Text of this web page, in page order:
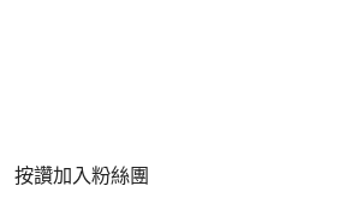
按讚加入粉絲團